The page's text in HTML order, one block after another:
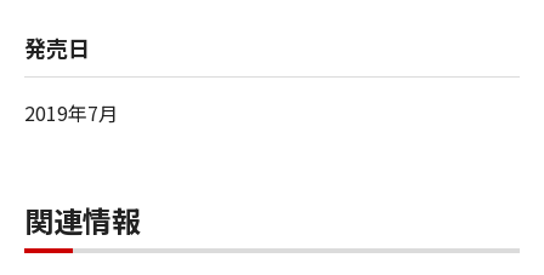
発売日
2019年7月
関連情報